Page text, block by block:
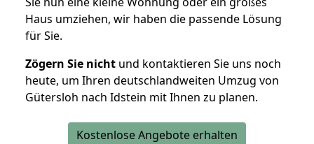
Haus umziehen, wir haben die passende Lösung
für Sie.
Zögern Sie nicht und kontaktieren Sie uns noch
heute, um Ihren deutschlandweiten Umzug von
Gütersloh nach Idstein mit Ihnen zu planen.
Kostenlose Angebote erhalten